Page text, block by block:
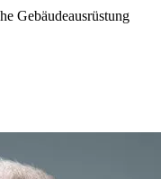
Gebäudeausrüstung